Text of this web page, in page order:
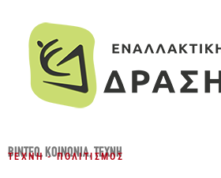
ΒΊΝΤΕΟ,ΚΟΙΝΩΝΊΑ,ΤΈΧΝΗ
ΤΈΧΝΗ - ΠΟΛΙΤΙΣΜΌΣ